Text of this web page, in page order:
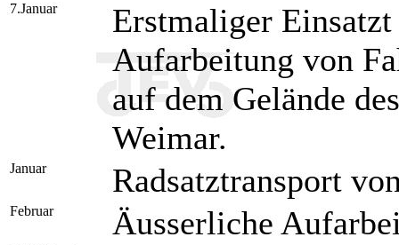
7.Januar
Erstmaliger
Aufarbeitung von
auf dem Gelände
Weimar.
Januar Radsatztransport
Februar Äusserliche